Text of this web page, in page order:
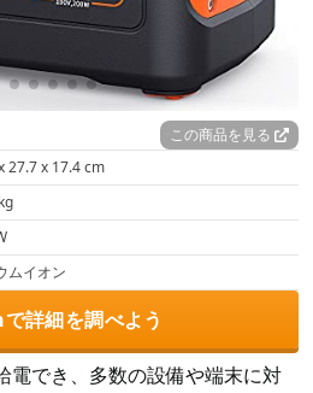
この商品を見る
27.7 x 17.4 cm
ムイオン
詳細を調べよう
電でき、多数の設備や端末に対